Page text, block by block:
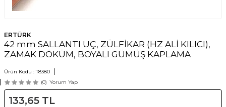
ERTÜRK
42 mm SALLANTI UÇ, ZÜLFİKAR (HZ ALİ KILICI),
ZAMAK DÖKÜM, BOYALI GÜMÜŞ KAPLAMA
Ürün Kodu :T8380
(0) Yorum Yap
133,65 TL